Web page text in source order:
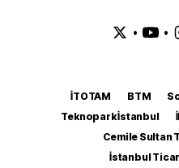
• •
İTOTAM BTM
Teknopark İstanbul
Cemile Sultan
İstanbul